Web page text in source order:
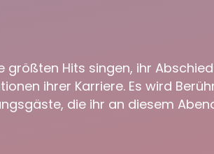
größten Hits singen, ihr
ihrer Karriere. Es wird
die ihr an diesem